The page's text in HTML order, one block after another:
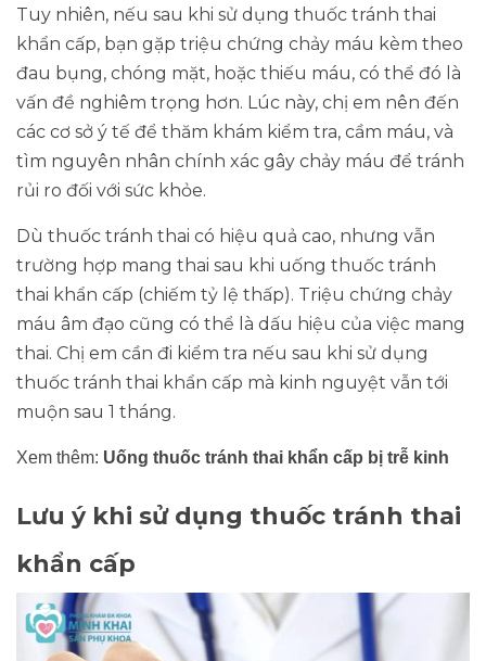
Tuy nhiên, nếu sau khi sử dụng thuốc tránh thai
khẩn cấp, bạn gặp triệu chứng chảy máu kèm theo
đau bụng, chóng mặt, hoặc thiếu máu, có thể đó là
vấn đề nghiêm trọng hơn. Lúc này, chị em nên đến
các cơ sở ý tế để thăm khám kiểm tra, cầm máu, và
tìm nguyên nhân chính xác gây chảy máu để tránh
rủi ro đối với sức khỏe.
Dù thuốc tránh thai có hiệu quả cao, nhưng vẫn
trường hợp mang thai sau khi uống thuốc tránh
thai khẩn cấp (chiếm tỷ lệ thấp). Triệu chứng chảy
máu âm đạo cũng có thể là dấu hiệu của việc mang
thai. Chị em cần đi kiểm tra nếu sau khi sử dụng
thuốc tránh thai khẩn cấp mà kinh nguyệt vẫn tới
muộn sau 1 tháng.
Xem thêm: Uống thuốc tránh thai khẩn cấp bị trễ kinh
Lưu ý khi sử dụng thuốc tránh thai
khẩn cấp